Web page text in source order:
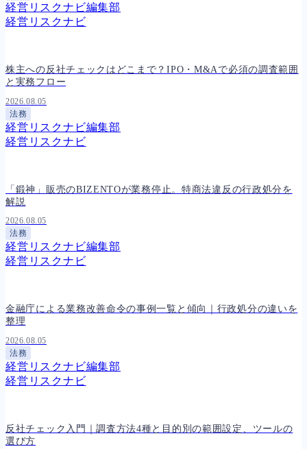
経営リスクナビ編集部
経営リスクナビ
株主への反社チェックはどこまで？IPO・M&Aで必須の調査範囲
と実務フロー
2026.08.05
法務
経営リスクナビ編集部
経営リスクナビ
「鍛神」販売のBIZENTOが業務停止。特商法違反の行政処分を
解説
2026.08.05
法務
経営リスクナビ編集部
経営リスクナビ
金融庁による業務改善命令の事例一覧と傾向｜行政処分の違いを
整理
2026.08.05
法務
経営リスクナビ編集部
経営リスクナビ
反社チェック入門｜調査方法4種と目的別の範囲設定、ツールの
選び方